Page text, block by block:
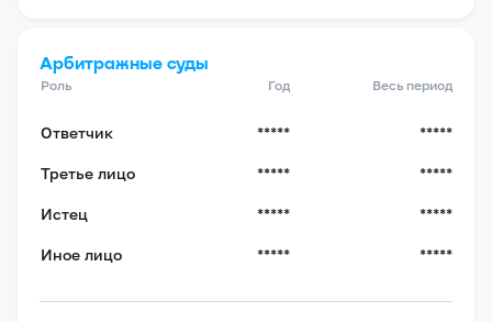
Арбитражные суды
Роль Год Весь период
Ответчик ***** *****
Третье лицо ***** *****
Истец ***** *****
Иное лицо ***** *****